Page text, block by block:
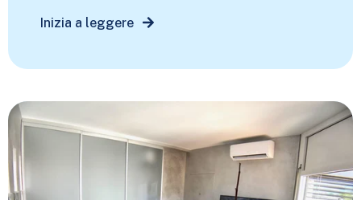
Inizia a leggere